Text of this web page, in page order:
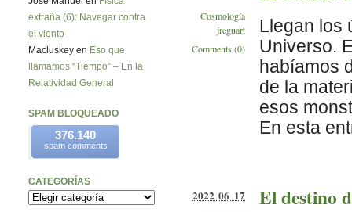
Llegan los
Universo.
habíamos
de la
esos
En esta
Cosmología
jreguart
Comments (0)
El destino
2022 06 17
extraña (6): Navegar contra
el viento
Macluskey en Eso que
llamamos “Tiempo” – En la
Relatividad General
SPAM BLOQUEADO
376.140
spam comments
CATEGORÍAS